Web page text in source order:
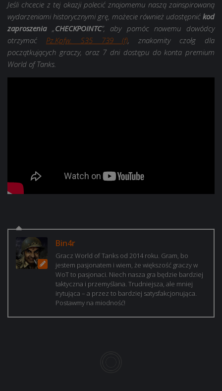
Jeśli chcecie z tej okazji polecić znajomemu naszą zainspirowaną
wydarzeniami historycznymi grę, możecie również udostępnić kod
zaproszenia„CHECKPOINTC”, aby pomóc nowemu dowódcy
otrzymać Pz.Kpfw. S35 739 (f), znakomity czołg dla
początkujących graczy, oraz 7 dni dostępu do konta premium
World of Tanks.
Bin4r
Gracz World of Tanks od 2014 roku. Gram, bo
jestem pasjonatem i wiem, że większość graczy w
WoT to pasjonaci. Niech nasza gra będzie bardziej
taktyczna i przemyślana. Trudniejsza, ale mniej
irytująca – a przez to bardziej satysfakcjonująca.
Postawmy na miodność!